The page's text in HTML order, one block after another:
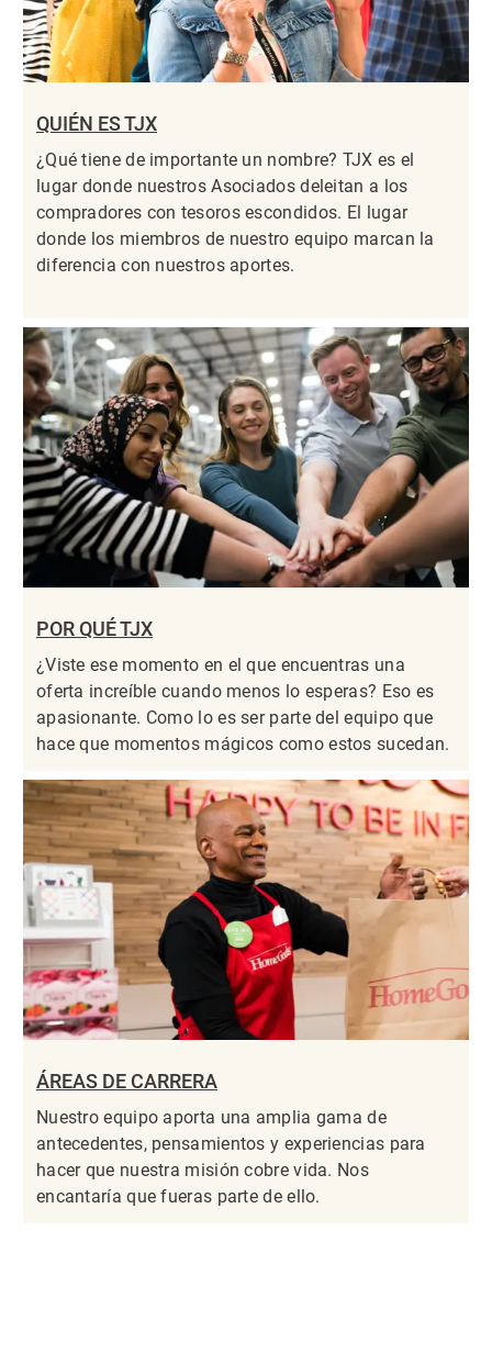
QUIÉN ES TJX
¿Qué tiene de importante un nombre? TJX es el
lugar donde nuestros Asociados deleitan a los
compradores con tesoros escondidos. El lugar
donde los miembros de nuestro equipo marcan la
diferencia con nuestros aportes.
POR QUÉ TJX
¿Viste ese momento en el que encuentras una
oferta increíble cuando menos lo esperas? Eso es
apasionante. Como lo es ser parte del equipo que
hace que momentos mágicos como estos sucedan.
ÁREAS DE CARRERA
Nuestro equipo aporta una amplia gama de
antecedentes, pensamientos y experiencias para
hacer que nuestra misión cobre vida. Nos
encantaría que fueras parte de ello.